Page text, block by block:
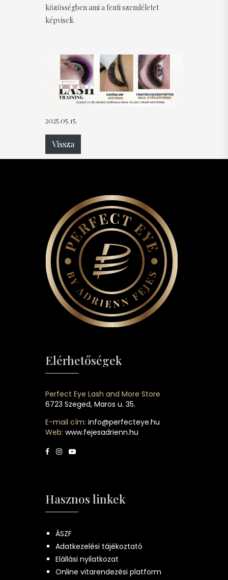
közösségben ami a fenti szemléletet
képviseli.
2025.05.15.
Vissza
Elérhetőségek
Perfect Eye Lash and More Store
6723 Szeged, Maros u. 35.
E-mail cím: info@perfecteye.hu
Web: www.fejesadrienn.hu
Hasznos linkek
ÁSZF
Adatkezelési tájékoztató
Elállási nyilatkozat
Online vitarendezési platform